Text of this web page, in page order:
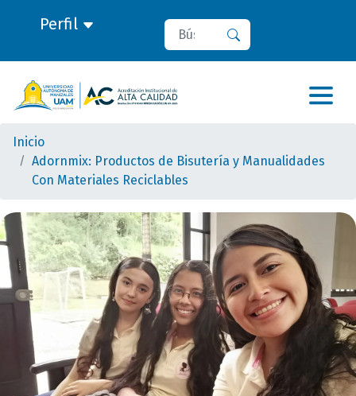
Perfil Buscar
Inicio
Adornmix: Productos de Bisutería y Manualidades
Con Materiales Reciclables